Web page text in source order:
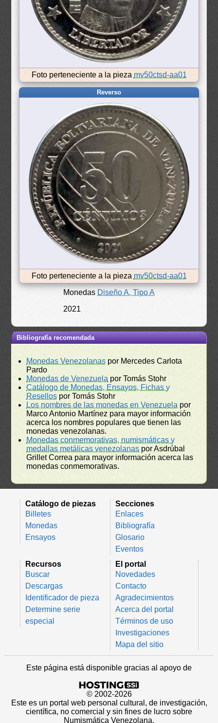
Foto perteneciente a la pieza mv50ctsd-aa01
Reverso
Foto perteneciente a la pieza mv50ctsd-aa01
Monedas Diseño A, Tipo A
2021
Bibliografía recomendada
Monedas Venezolanas por Mercedes Carlota
Pardo
Monedas de Venezuela por Tomás Stohr
Catálogo de Monedas, Ensayos, Fichas y
Resellos por Tomás Stohr
Los nombres de las monedas en Venezuela por
Marco Antonio Martínez para mayor información
acerca los nombres populares que tienen las
monedas venezolanas.
Monedas conmemorativas, numismáticas y
medallas metálicas venezolanas por Asdrúbal
Grillet Correa para mayor información acerca las
monedas conmemorativas.
Catálogo de piezas
Billetes
Monedas
Ensayos
Secciones
Enlaces
Bibliografía
Glosario
Eventos
Recursos
Buscar
Descargas
Identificador de pieza
Determine serie
especial
El portal
Novedades
Contacto
Agradecimientos
Acerca del portal
Términos de uso
Investigaciones
Mapa del sitio
Este página está disponible gracias al apoyo de
© 2002-2026
Este es un portal web personal cultural, de investigación,
científica, no comercial y sin fines de lucro sobre
Numismática Venezolana.